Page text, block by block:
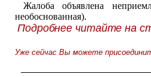
Жалоба объявлена
необоснованная).
Подробнее читайте на
Уже сейчас Вы можете